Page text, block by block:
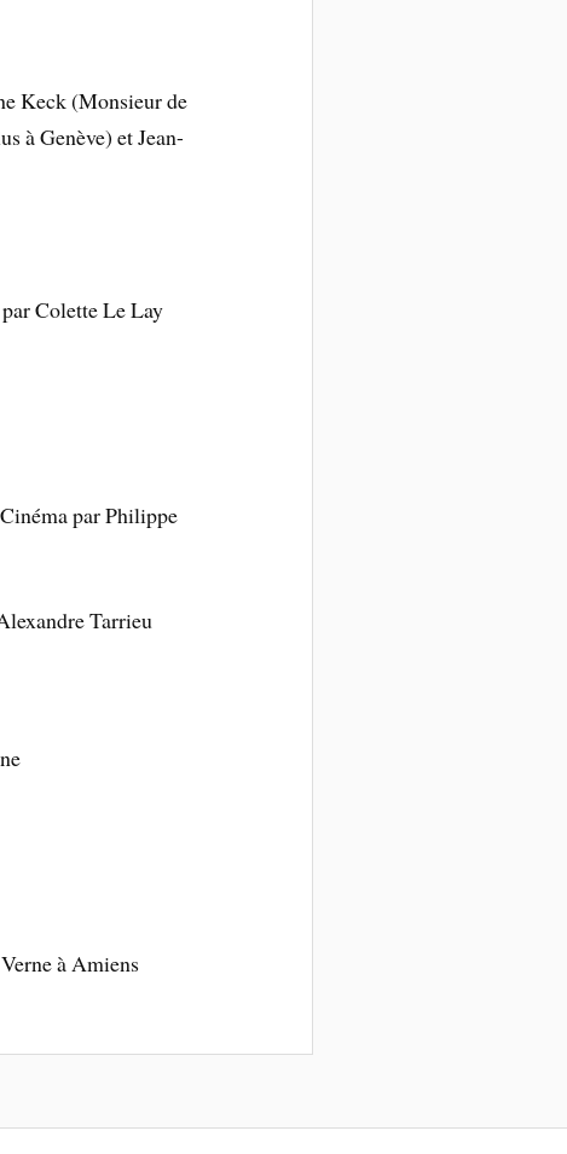
Keck (Monsieur de
à Genève)et Jean-
parColette Le Lay
parPhilippe
Tarrieu
à Amiens